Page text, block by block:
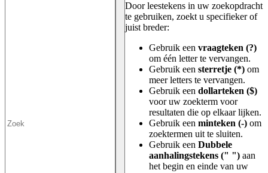
Door leestekens in uw zoekopdracht
te gebruiken, zoekt u specifieker of
juist breder:
Gebruik een vraagteken (?)
om één letter te vervangen.
Gebruik een sterretje (*) om
meer letters te vervangen.
Gebruik een dollarteken ($)
voor uw zoekterm voor
resultaten die op elkaar lijken.
Gebruik een minteken (-) om
zoektermen uit te sluiten.
Gebruik een Dubbele
aanhalingstekens (" ") aan
het begin en einde van uw